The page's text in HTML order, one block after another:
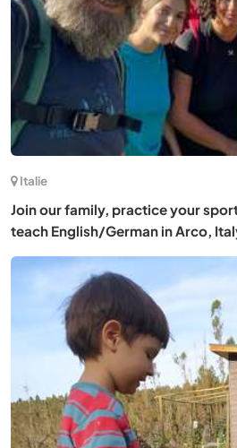
Italie
Join our family, practice your
teach English/German in Arco,